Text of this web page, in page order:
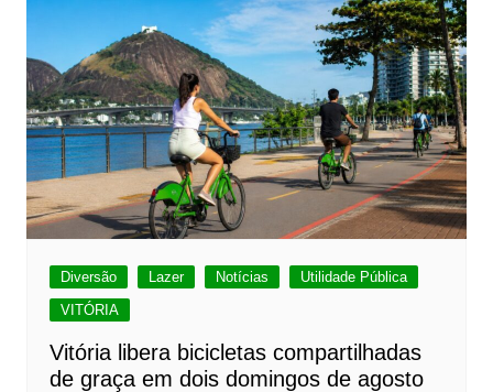
Diversão Lazer Notícias
Utilidade Pública
VITÓRIA
Vitória libera bicicletas compartilhadas
de graça em dois domingos de agosto